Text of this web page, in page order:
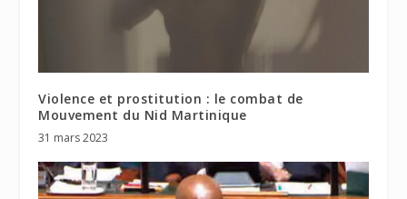
Violence et prostitution : le combat de
Mouvement du Nid Martinique
31 mars 2023